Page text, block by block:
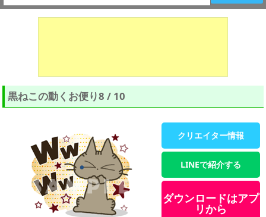
黒ねこの動くお便り8 / 10
クリエイター情報
LINEで紹介する
ダウンロードはアプ
リから